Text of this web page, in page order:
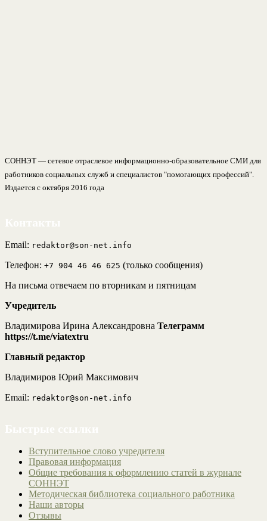
СОННЭТ — сетевое отраслевое информационно-образовательное СМИ для
работников социальных служб и специалистов "помогающих профессий".
Издается с октября 2016 года
Email: redaktor@son-net.info
Телефон: +7 904 46 46 625 (только сообщения)
На письма отвечаем по вторникам и пятницам
Учредитель
Владимирова Ирина Александровна Телеграмм
https://t.me/viatextru
Главный редактор
Владимиров Юрий Максимович
Email: redaktor@son-net.info
Вступительное слово учредителя
Правовая информация
Общие требования к оформлению статей в журнале
СОННЭТ
Методическая библиотека социального работника
Наши авторы
Отзывы